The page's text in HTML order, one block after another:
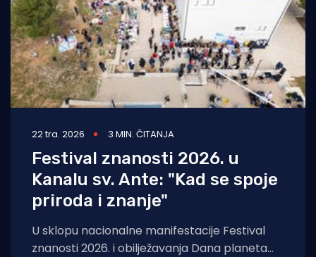
22 tra. 2026 3 MIN. ČITANJA
Festival znanosti 2026. u
Kanalu sv. Ante: "Kad se spoje
priroda i znanje"
U sklopu nacionalne manifestacije Festival
znanosti 2026. i obilježavanja Dana planeta